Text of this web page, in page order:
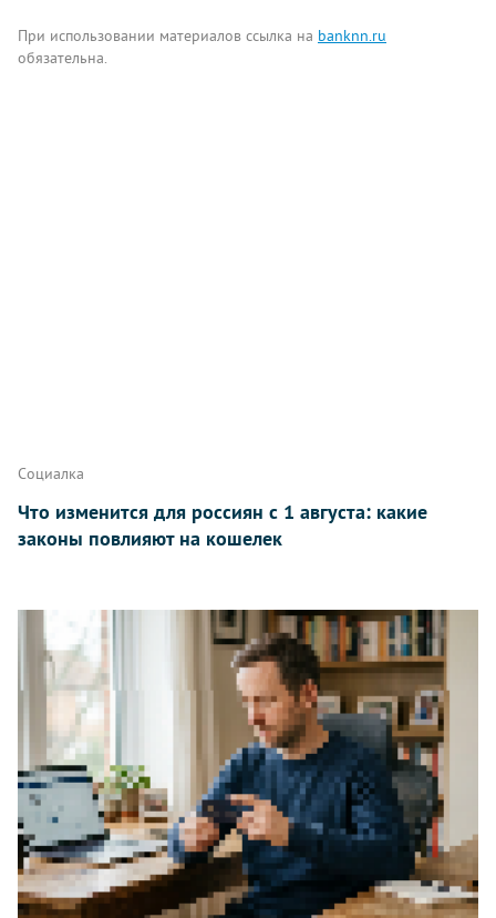
При использовании материалов ссылка на banknn.ru
обязательна.
Социалка
Что изменится для россиян с 1 августа: какие
законы повлияют на кошелек